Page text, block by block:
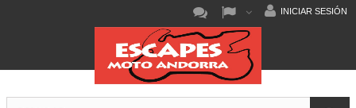
INICIAR SESIÓN